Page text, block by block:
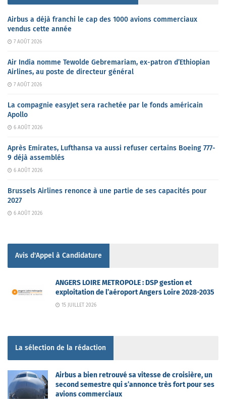
Airbus a déjà franchi le cap des 1000 avions commerciaux
vendus cette année
7 AOÛT 2026
Air India nomme Tewolde Gebremariam, ex-patron d’Ethiopian
Airlines, au poste de directeur général
7 AOÛT 2026
La compagnie easyJet sera rachetée par le fonds américain
Apollo
6 AOÛT 2026
Après Emirates, Lufthansa va aussi refuser certains Boeing 777-
9 déjà assemblés
6 AOÛT 2026
Brussels Airlines renonce à une partie de ses capacités pour
2027
6 AOÛT 2026
Avis d'Appel à Candidature
ANGERS LOIRE METROPOLE : DSP gestion et
exploitation de l’aéroport Angers Loire 2028-2035
15 JUILLET 2026
La sélection de la rédaction
Airbus a bien retrouvé sa vitesse de croisière, un
second semestre qui s’annonce très fort pour ses
avions commerciaux